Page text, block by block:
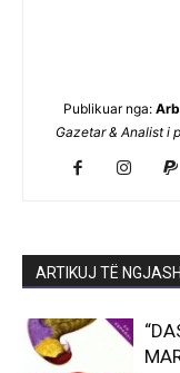
Publikuar nga:
Gazetar & Analist i
ARTIKUJ TË